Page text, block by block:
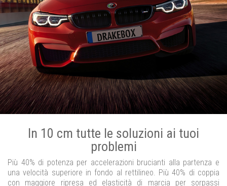
In 10 cm tutte le soluzioni ai tuoi
problemi
Più 40% di potenza per accelerazioni brucianti alla partenza e
una velocità superiore in fondo al rettilineo. Più 40% di coppia
con maggiore ripresa ed elasticità di marcia per sorpassi